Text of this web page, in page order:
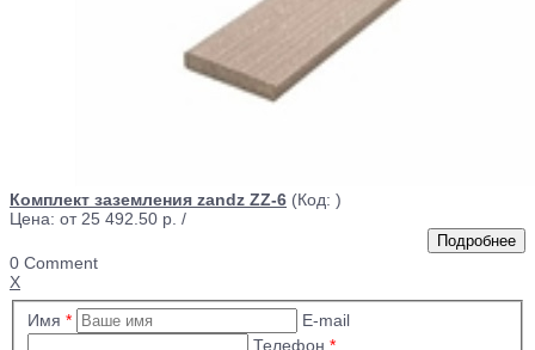
Комплект заземления zandz ZZ-6 (Код: )
Цена: от 25 492.50 р. /
0 Comment
X
Имя *
E-mail
Телефон *